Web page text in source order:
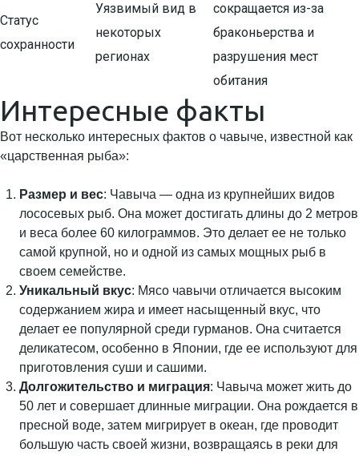
Статус
сохранности
Уязвимый вид в
некоторых
регионах
сокращается из-за
браконьерства и
разрушения мест
обитания
Интересные факты
Вот несколько интересных фактов о чавыче, известной как
«царственная рыба»:
Размер и вес: Чавыча — одна из крупнейших видов
лососевых рыб. Она может достигать длины до 2 метров
и веса более 60 килограммов. Это делает ее не только
самой крупной, но и одной из самых мощных рыб в
своем семействе.
Уникальный вкус: Мясо чавычи отличается высоким
содержанием жира и имеет насыщенный вкус, что
делает ее популярной среди гурманов. Она считается
деликатесом, особенно в Японии, где ее используют для
приготовления суши и сашими.
Долгожительство и миграция: Чавыча может жить до
50 лет и совершает длинные миграции. Она рождается в
пресной воде, затем мигрирует в океан, где проводит
большую часть своей жизни, возвращаясь в реки для